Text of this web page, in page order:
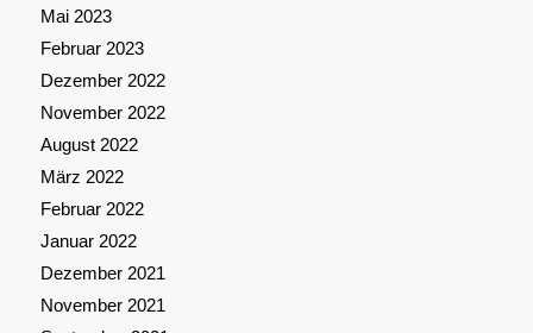
Mai 2023
Februar 2023
Dezember 2022
November 2022
August 2022
März 2022
Februar 2022
Januar 2022
Dezember 2021
November 2021